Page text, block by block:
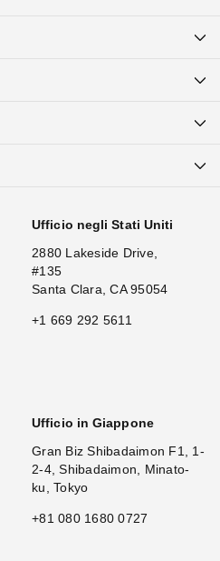
Ufficio negli Stati Uniti
2880 Lakeside Drive,
#135
Santa Clara, CA 95054
+1 669 292 5611
Ufficio in Giappone
Gran Biz Shibadaimon F1, 1-
2-4, Shibadaimon, Minato-
ku, Tokyo
+81 080 1680 0727